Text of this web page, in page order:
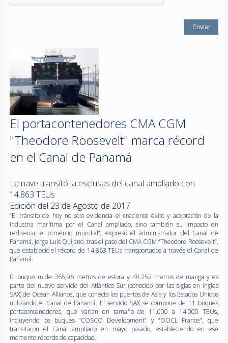
El portacontenedores CMA CGM
"Theodore Roosevelt" marca récord
en el Canal de Panamá
La nave transitó la esclusas del canal ampliado con
14.863 TEUs
Edición del 23 de Agosto de 2017
“El tránsito de hoy no solo evidencia el creciente éxito y aceptación de la
industria marítima por el Canal ampliado, sino también su impacto en
rediseñar el comercio mundial”, expresó el administrador del Canal de
Panamá, Jorge Luis Quijano, tras el paso del CMA CGM “Theodore Roosevelt”,
que estableció el récord de 14.863 TEUs transportados a través el Canal de
Panamá.
El buque mide 365,96 metros de eslora y 48.252 metros de manga y es
parte del nuevo servicio del Atlántico Sur (conocido por las siglas en inglés
SAX) de Ocean Alliance, que conecta los puertos de Asia y los Estados Unidos
utilizando el Canal de Panamá. El servicio SAX se compone de 11 buques
portacontenedores, que varían en tamaño de 11.000 a 14.000 TEUs,
incluyendo los buques “COSCO Development” y “OOCL France”, que
transitaron el Canal ampliado en mayo pasado, estableciendo en ese
momento récords de capacidad.